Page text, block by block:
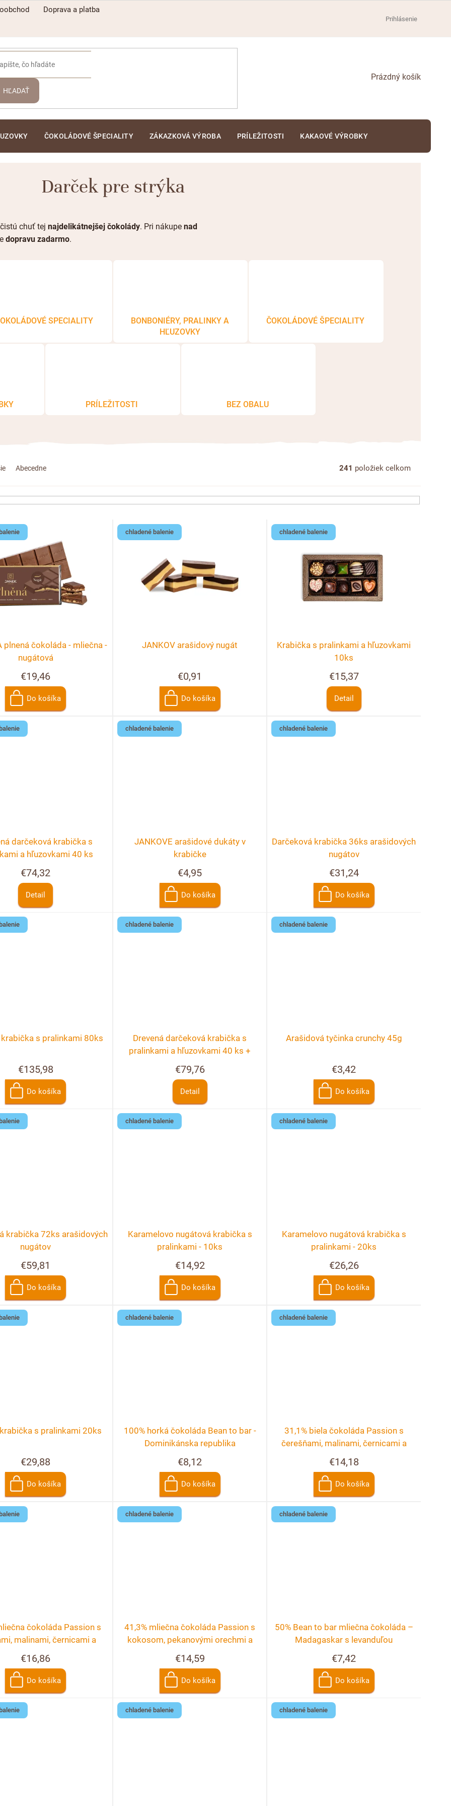
Doprava a platba
Prihlásenie
HĽADAŤ
NÁKUPNÝ
ČOKOLÁDOVÉ ŠPECIALITY ZÁKAZKOVÁ VÝROBA PRÍLEŽITOSTI KAKAOVÉ VÝROBKY
Darček pre strýka
chuť tej najdelikátnejšej čokolády. Pri nákupe nad
dopravu zadarmo.
SPECIALITY
BONBONIÉRY, PRALINKY A
HĽUZOVKY
ČOKOLÁDOVÉ ŠPECIALITY
PRÍLEŽITOSTI BEZ OBALU
Abecedne 241 položiek celkom
plnená čokoláda - mliečna -
nugátová
€19,46
Do košíka
chladené balenie
JANKOV arašidový nugát
€0,91
Do košíka
chladené balenie
Krabička s pralinkami a hľuzovkami
10ks
€15,37
Detail
darčeková krabička s
a hľuzovkami 40 ks
€74,32
Detail
chladené balenie
JANKOVE arašidové dukáty v
krabičke
€4,95
Do košíka
chladené balenie
Darčeková krabička 36ks arašidových
nugátov
€31,24
Do košíka
krabička s pralinkami 80ks
€135,98
Do košíka
chladené balenie
Drevená darčeková krabička s
pralinkami a hľuzovkami 40 ks +
€79,76
Detail
chladené balenie
Arašidová tyčinka crunchy 45g
€3,42
Do košíka
krabička 72ks arašidových
nugátov
€59,81
Do košíka
chladené balenie
Karamelovo nugátová krabička s
pralinkami - 10ks
€14,92
Do košíka
chladené balenie
Karamelovo nugátová krabička s
pralinkami - 20ks
€26,26
Do košíka
s pralinkami 20ks
€29,88
Do košíka
chladené balenie
100% horká čokoláda Bean to bar -
Dominikánska republika
€8,12
Do košíka
chladené balenie
31,1% biela čokoláda Passion s
čerešňami, malinami, černicami a
ružou
€14,18
Do košíka
čokoláda Passion s
malinami, černicami a
€16,86
Do košíka
chladené balenie
41,3% mliečna čokoláda Passion s
kokosom, pekanovými orechmi a
€14,59
Do košíka
chladené balenie
50% Bean to bar mliečna čokoláda –
Madagaskar s levanduľou
€7,42
Do košíka
chladené balenie chladené balenie